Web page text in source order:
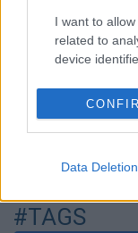
I want to
related to
device
related to
related to
I want to
related to
Data Deletion
#TAGS